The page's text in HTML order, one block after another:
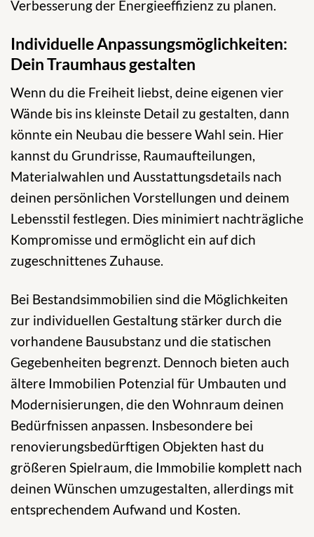
Verbesserung der Energieeffizienz zu planen.
Individuelle Anpassungsmöglichkeiten:
Dein Traumhaus gestalten
Wenn du die Freiheit liebst, deine eigenen vier
Wände bis ins kleinste Detail zu gestalten, dann
könnte ein Neubau die bessere Wahl sein. Hier
kannst du Grundrisse, Raumaufteilungen,
Materialwahlen und Ausstattungsdetails nach
deinen persönlichen Vorstellungen und deinem
Lebensstil festlegen. Dies minimiert nachträgliche
Kompromisse und ermöglicht ein auf dich
zugeschnittenes Zuhause.
Bei Bestandsimmobilien sind die Möglichkeiten
zur individuellen Gestaltung stärker durch die
vorhandene Bausubstanz und die statischen
Gegebenheiten begrenzt. Dennoch bieten auch
ältere Immobilien Potenzial für Umbauten und
Modernisierungen, die den Wohnraum deinen
Bedürfnissen anpassen. Insbesondere bei
renovierungsbedürftigen Objekten hast du
größeren Spielraum, die Immobilie komplett nach
deinen Wünschen umzugestalten, allerdings mit
entsprechendem Aufwand und Kosten.